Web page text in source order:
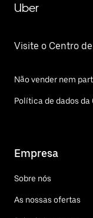
Uber
Visite o Centro
Não vender nem
Política de dados da
Empresa
Sobre nós
As nossas ofertas